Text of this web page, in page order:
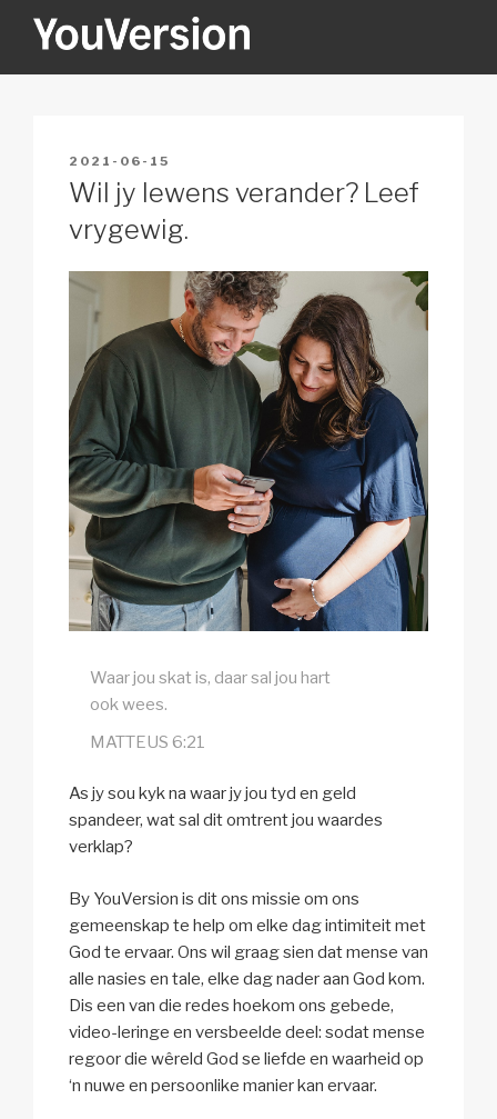
YOUVERSION
POSTED
ON
2021-06-15
Wil jy lewens verander? Leef
vrygewig.
Waar jou skat is, daar sal jou hart
ook wees.
MATTEUS 6:21
As jy sou kyk na waar jy jou tyd en geld
spandeer, wat sal dit omtrent jou waardes
verklap?
By YouVersion is dit ons missie om ons
gemeenskap te help om elke dag intimiteit met
God te ervaar. Ons wil graag sien dat mense van
alle nasies en tale, elke dag nader aan God kom.
Dis een van die redes hoekom ons gebede,
video-leringe en versbeelde deel: sodat mense
regoor die wêreld God se liefde en waarheid op
‘n nuwe en persoonlike manier kan ervaar.